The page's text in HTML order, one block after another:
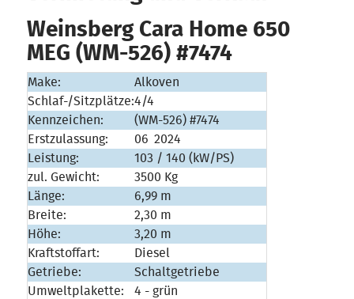
Weinsberg Cara Home 650
MEG (WM-526) #7474
Make:
Alkoven
Schlaf-/Sitzplätze:4/4
Kennzeichen:
(WM-526) #7474
Erstzulassung:
06 2024
Leistung:
103 / 140 (kW/PS)
zul. Gewicht:
3500 Kg
Länge:
6,99 m
Breite:
2,30 m
Höhe:
3,20 m
Kraftstoffart:
Diesel
Getriebe:
Schaltgetriebe
Umweltplakette:
4 - grün